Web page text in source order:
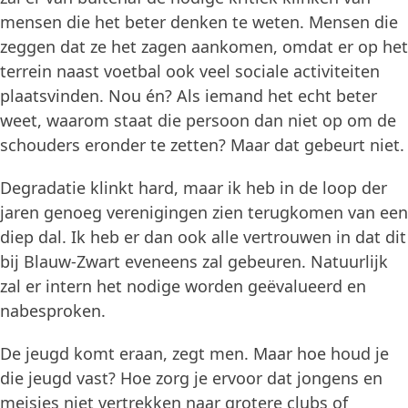
mensen die het beter denken te weten. Mensen die
zeggen dat ze het zagen aankomen, omdat er op het
terrein naast voetbal ook veel sociale activiteiten
plaatsvinden. Nou én? Als iemand het echt beter
weet, waarom staat die persoon dan niet op om de
schouders eronder te zetten? Maar dat gebeurt niet.
Degradatie klinkt hard, maar ik heb in de loop der
jaren genoeg verenigingen zien terugkomen van een
diep dal. Ik heb er dan ook alle vertrouwen in dat dit
bij Blauw-Zwart eveneens zal gebeuren. Natuurlijk
zal er intern het nodige worden geëvalueerd en
nabesproken.
De jeugd komt eraan, zegt men. Maar hoe houd je
die jeugd vast? Hoe zorg je ervoor dat jongens en
meisjes niet vertrekken naar grotere clubs of